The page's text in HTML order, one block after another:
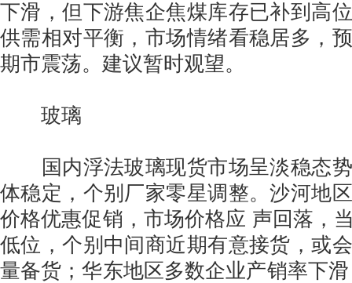
下滑，但下游焦企焦煤库存已补到高
供需相对平衡，市场情绪看稳居多，
期市震荡。建议暂时观望。
玻璃
国内浮法玻璃现货市场呈淡稳态势
体稳定，个别厂家零星调整。沙河地
价格优惠促销，市场价格应 声回落，
低位，个别中间商近期有意接货，或
量备货；华东地区多数企业产销率下